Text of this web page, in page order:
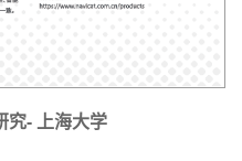
- 上海大学